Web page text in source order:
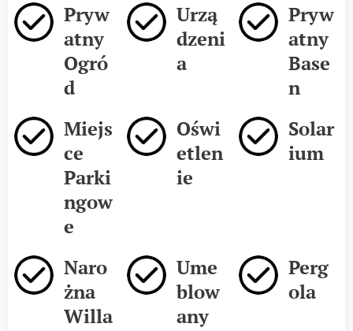
Pryw
atny
Ogró
d
Urzą
dzeni
a
Pryw
atny
Base
n
Miejs
ce
Parki
ngow
e
Oświ
etlen
ie
Solar
ium
Naro
żna
Willa
Ume
blow
any
Perg
ola